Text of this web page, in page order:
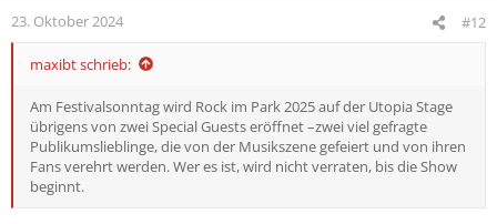
23. Oktober 2024 #12
maxibt schrieb:
Am Festivalsonntag wird Rock im Park 2025 auf der Utopia Stage
übrigens von zwei Special Guests eröffnet –zwei viel gefragte
Publikumslieblinge, die von der Musikszene gefeiert und von ihren
Fans verehrt werden. Wer es ist, wird nicht verraten, bis die Show
beginnt.